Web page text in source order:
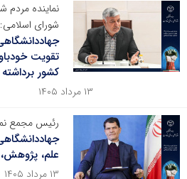
نماینده
شورای اسلامی:
تقویت
کشور
۱۳ مرداد ۱۴۰۵
رئیس مجمع
علم،
۱۳ مرداد ۱۴۰۵